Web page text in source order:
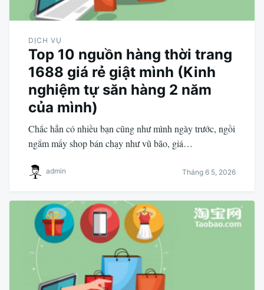
DỊCH VỤ
Top 10 nguồn hàng thời trang
1688 giá rẻ giật mình (Kinh
nghiệm tự săn hàng 2 năm
của mình)
Chắc hẳn có nhiều bạn cũng như mình ngày trước, ngồi
ngắm mấy shop bán chạy như vũ bão, giá…
admin Tháng 6 5, 2026